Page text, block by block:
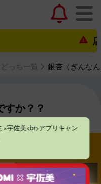
店
っち一覧 銀杏（ぎんな
すか？？
（日）
×宇佐美<br>アプリキャン